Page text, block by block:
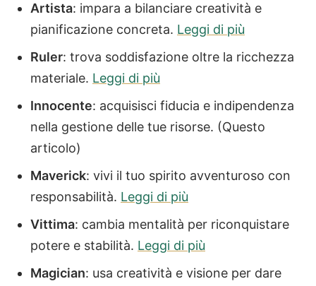
Artista: impara a bilanciare creatività e
pianificazione concreta. Leggi di più
Ruler: trova soddisfazione oltre la ricchezza
materiale. Leggi di più
Innocente: acquisisci fiducia e indipendenza
nella gestione delle tue risorse. (Questo
articolo)
Maverick: vivi il tuo spirito avventuroso con
responsabilità. Leggi di più
Vittima: cambia mentalità per riconquistare
potere e stabilità. Leggi di più
Magician: usa creatività e visione per dare